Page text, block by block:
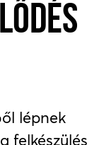
lépnek
felkészülés